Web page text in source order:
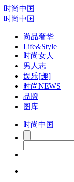
时尚中国
时尚中国
尚品奢华
Life&Style
时尚女人
男人志
娱乐[趣]
时尚NEWS
品牌
图库
时尚中国